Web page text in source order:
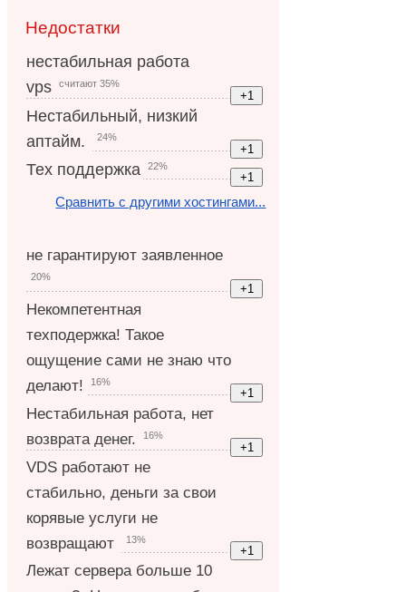
Недостатки
нестабильная работа
vps
считают 35%
Нестабильный, низкий
аптайм.
24%
Тех поддержка 22%
Сравнить с другими хостингами...
не гарантируют заявленное
20%
Некомпетентная
техподержка! Такое
ощущение сами не знаю что
делают!
16%
Нестабильная работа, нет
возврата денег.
16%
VDS работают не
стабильно, деньги за свои
корявые услуги не
возвращают
13%
Лежат сервера больше 10